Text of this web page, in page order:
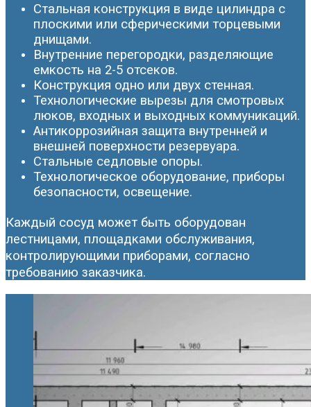
Стальная конструкция в виде цилиндра с
плоскими или сферическими торцевыми
днищами.
Внутренние перегородки, разделяющие
емкость на 2-5 отсеков.
Конструкция одно или двух стенная.
Технологические вырезы для смотровых
люков, входных и выходных коммуникаций.
Антикоррозийная защита внутренней и
внешней поверхности резервуара.
Стальные седловые опоры.
Технологическое оборудование, приборы
безопасности, освещение.
Каждый сосуд может быть оборудован
лестницами, площадками обслуживания,
контролирующими приборами, согласно
требованию заказчика.